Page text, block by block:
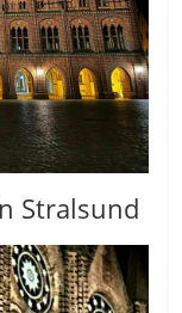
Stralsund